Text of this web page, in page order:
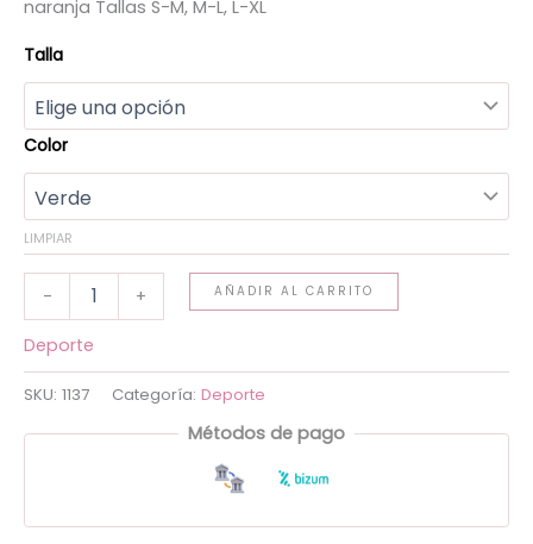
naranja Tallas S-M, M-L, L-XL
Talla
Color
LIMPIAR
- + AÑADIR AL CARRITO
Deporte
SKU: 1137 Categoría: Deporte
Métodos de pago